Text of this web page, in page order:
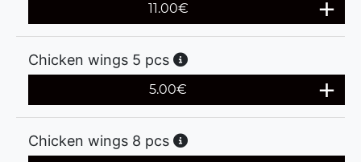
11.00€
Chicken wings 5 pcs
5.00€
Chicken wings 8 pcs